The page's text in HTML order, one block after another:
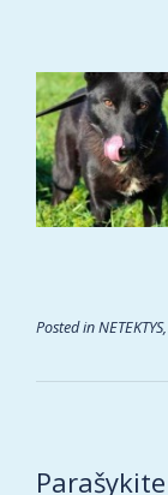
Posted inNETEKTYS,